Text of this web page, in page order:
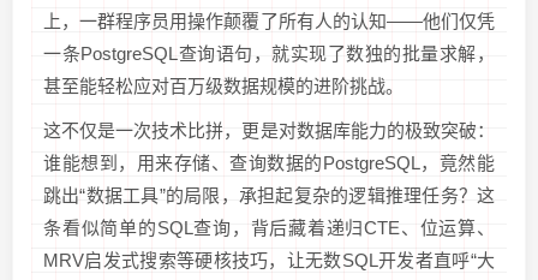
上，一群程序员用操作颠覆了所有人的认知——他们仅凭
一条PostgreSQL查询语句，就实现了数独的批量求解，
甚至能轻松应对百万级数据规模的进阶挑战。
这不仅是一次技术比拼，更是对数据库能力的极致突破：
谁能想到，用来存储、查询数据的PostgreSQL，竟然能
跳出“数据工具”的局限，承担起复杂的逻辑推理任务？这
条看似简单的SQL查询，背后藏着递归CTE、位运算、
MRV启发式搜索等硬核技巧，让无数SQL开发者直呼“大